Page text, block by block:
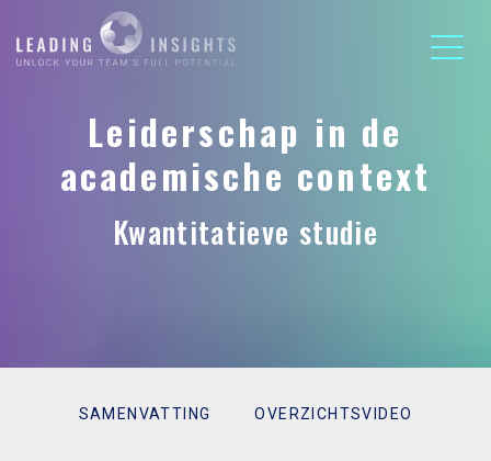
Leiderschap in de
academische context
Kwantitatieve studie
SAMENVATTING OVERZICHTSVIDEO